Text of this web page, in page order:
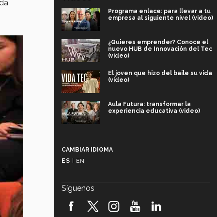
Programa enlace: para llevar a tu
empresa al siguiente nivel (video)
¿Quieres emprender? Conoce el
nuevo HUB de Innovación del Tec
(video)
El joven que hizo del baile su vida
(video)
Aula Futura: transformar la
experiencia educativa (video)
robótica FIRST 2026! (video)
CAMBIAR IDIOMA
ES | EN
Síguenos